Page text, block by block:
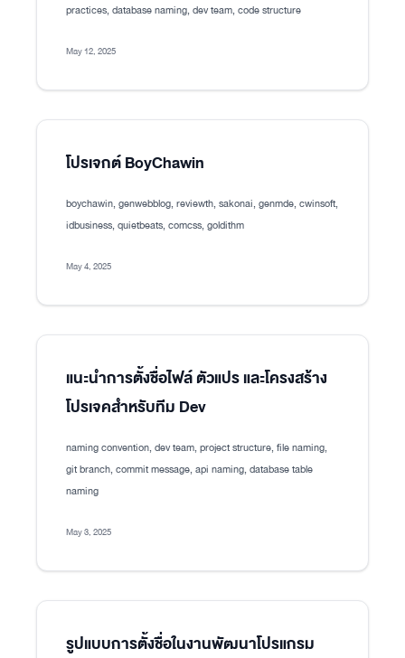
practices, database naming, dev team, code structure
May 12, 2025
โปรเจกต์ BoyChawin
boychawin, genwebblog, reviewth, sakonai, genmde, cwinsoft,
idbusiness, quietbeats, comcss, goldithm
May 4, 2025
แนะนำการตั้งชื่อไฟล์ ตัวแปร และโครงสร้าง
โปรเจคสำหรับทีม Dev
naming convention, dev team, project structure, file naming,
git branch, commit message, api naming, database table
naming
May 3, 2025
รูปแบบการตั้งชื่อในงานพัฒนาโปรแกรม